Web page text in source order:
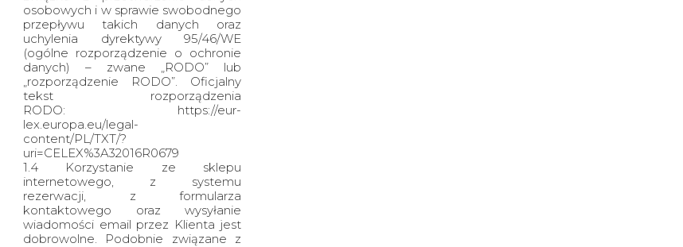
osobowych i w sprawie swobodnego
przepływu takich danych oraz
uchylenia dyrektywy 95/46/WE
(ogólne rozporządzenie o ochronie
danych) – zwane „RODO” lub
„rozporządzenie RODO”. Oficjalny
tekst rozporządzenia
RODO: https://eur-
lex.europa.eu/legal-
content/PL/TXT/?
uri=CELEX%3A32016R0679
1.4 Korzystanie ze sklepu
internetowego, z systemu
rezerwacji, z formularza
kontaktowego oraz wysyłanie
wiadomości email przez Klienta jest
dobrowolne. Podobnie związane z